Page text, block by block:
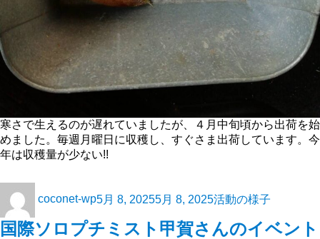
寒さで生えるのが遅れていましたが、４月中旬頃から出荷を始
めました。毎週月曜日に収穫し、すぐさま出荷しています。今
年は収穫量が少ない!!
coconet-wp5月 8, 20255月 8, 2025活動の様子
国際ソロプチミスト甲賀さんのイベント